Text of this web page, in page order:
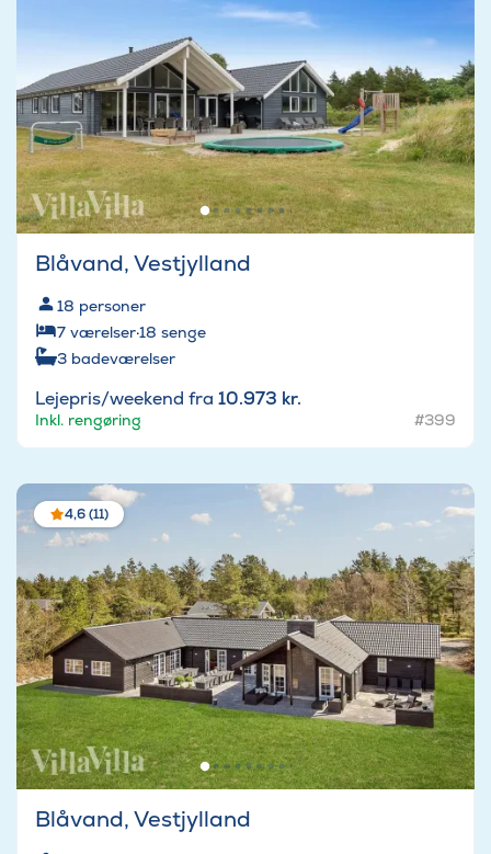
Blåvand, Vestjylland
18 personer
7 værelser·18 senge
3 badeværelser
Lejepris/weekend fra 10.973 kr.
Inkl. rengøring #399
4,6 (11)
Blåvand, Vestjylland